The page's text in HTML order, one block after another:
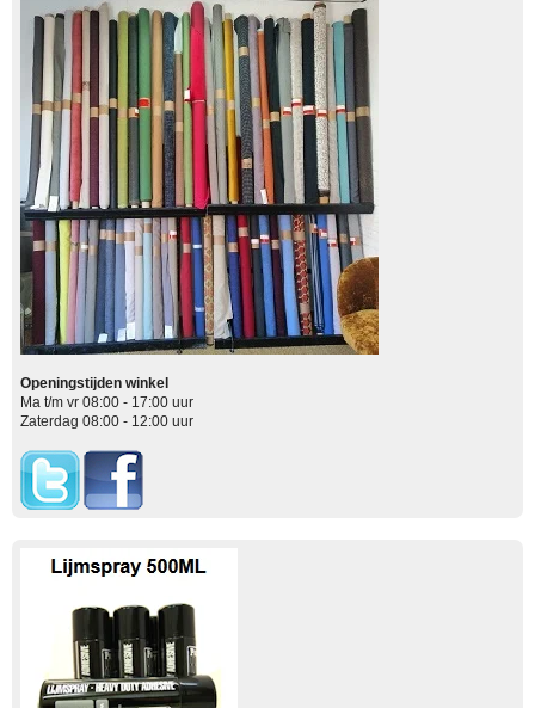
Openingstijden winkel
Ma t/m vr 08:00 - 17:00 uur
Zaterdag 08:00 - 12:00 uur